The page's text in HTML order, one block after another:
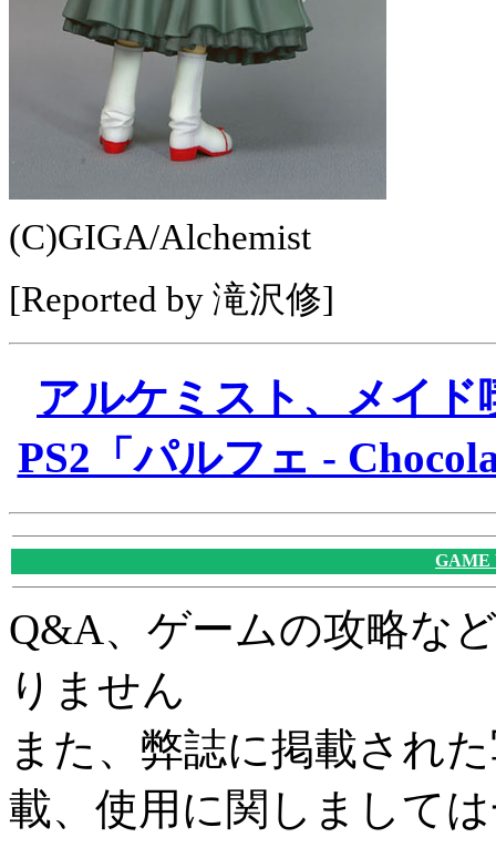
(C)GIGA/Alchemist
[Reported by 滝沢修]
アルケミスト、メイ
PS2「パルフェ -
GAME
Q&A、ゲームの攻略な
りません
また、弊誌に掲載され
載、使用に関しまして